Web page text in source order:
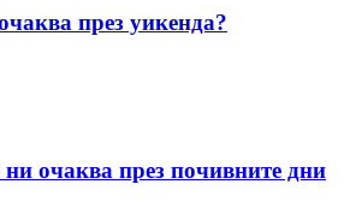
през уикенда?
очаква през почивните дни